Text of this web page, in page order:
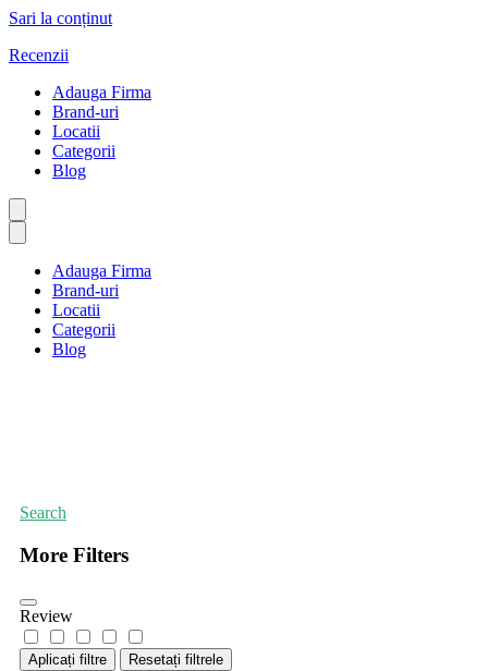
Sari la conținut
Recenzii
Adauga Firma
Brand-uri
Locatii
Categorii
Blog
Adauga Firma
Brand-uri
Locatii
Categorii
Blog
Search
More Filters
Review
Aplicați filtre Resetați filtrele